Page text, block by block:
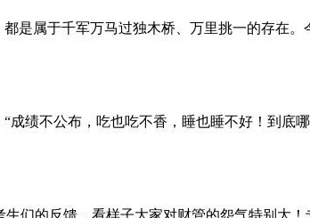
是属于千军万马过独木桥、万里挑一的存在
绩不公布，吃也吃不香，睡也睡不好！到底
的反馈，看样子大家对财管的怨气特别大